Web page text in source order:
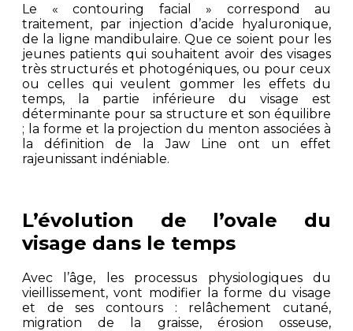
Le « contouring facial » correspond au
traitement, par injection d’acide hyaluronique,
de la ligne mandibulaire. Que ce soient pour les
jeunes patients qui souhaitent avoir des visages
très structurés et photogéniques, ou pour ceux
ou celles qui veulent gommer les effets du
temps, la partie inférieure du visage est
déterminante pour sa structure et son équilibre
; la forme et la projection du menton associées à
la définition de la Jaw Line ont un effet
rajeunissant indéniable.
L’évolution de l’ovale du
visage dans le temps
Avec l’âge, les processus physiologiques du
vieillissement, vont modifier la forme du visage
et de ses contours : relâchement cutané,
migration de la graisse, érosion osseuse,